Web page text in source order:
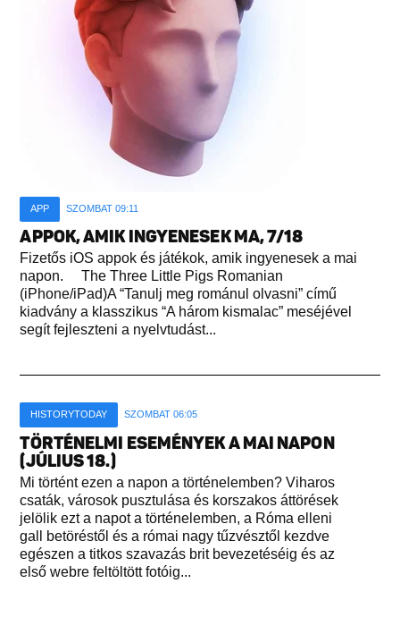
APP SZOMBAT 09:11
APPOK, AMIK INGYENESEK MA, 7/18
Fizetős iOS appok és játékok, amik ingyenesek a mai
napon. The Three Little Pigs Romanian
(iPhone/iPad)A “Tanulj meg románul olvasni” című
kiadvány a klasszikus “A három kismalac” meséjével
segít fejleszteni a nyelvtudást...
HISTORYTODAY SZOMBAT 06:05
TÖRTÉNELMI ESEMÉNYEK A MAI NAPON
(JÚLIUS 18.)
Mi történt ezen a napon a történelemben? Viharos
csaták, városok pusztulása és korszakos áttörések
jelölik ezt a napot a történelemben, a Róma elleni
gall betöréstől és a római nagy tűzvésztől kezdve
egészen a titkos szavazás brit bevezetéséig és az
első webre feltöltött fotóig...